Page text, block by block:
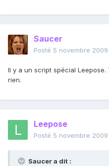
Saucer
Posté 5 novembre 2009
Il y a un script spécial
rien.
Leepose
Posté 5 novembre 2009
Saucer a dit :